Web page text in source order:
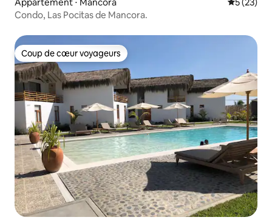
Condo, Las Pocitas de Mancora.
Coup de cœur voyageurs
Coup de cœur voyageurs